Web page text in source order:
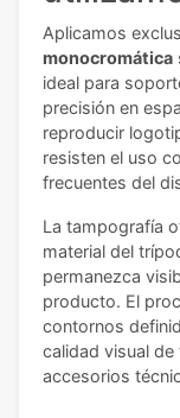
Aplicamos
monocromática
ideal para
precisión en
reproducir
resisten el uso
frecuentes del
La tampografía
material del
permanezca
producto. El
contornos
calidad visual
accesorios